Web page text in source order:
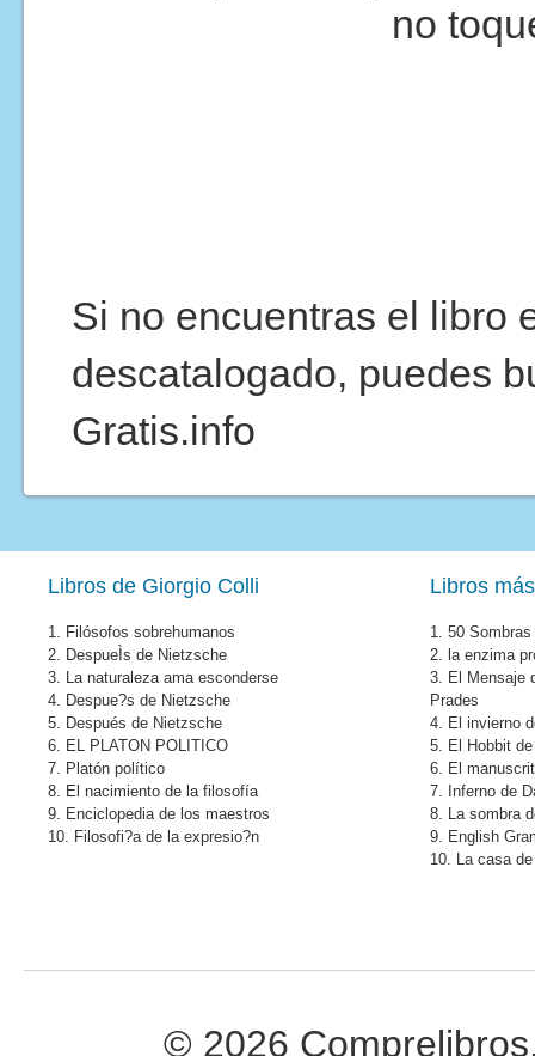
no
Si no encuentras el libro
descatalogado, puedes
Gratis.info
Libros de Giorgio Colli
1. Filósofos sobrehumanos
2. DespueÌs de Nietzsche
3. La naturaleza ama esconderse
4. Despue?s de Nietzsche
5. Después de Nietzsche
6. EL PLATON POLITICO
7. Platón político
8. El nacimiento de la filosofía
9. Enciclopedia de los maestros
10. Filosofi?a de la expresio?n
Libros
1. 50
2. la enzima
3. El Mensaje
Prades
4. El invierno
5. El Hobbit
6. El
7. Inferno de
8. La sombra
9. English
10. La casa
© 2026